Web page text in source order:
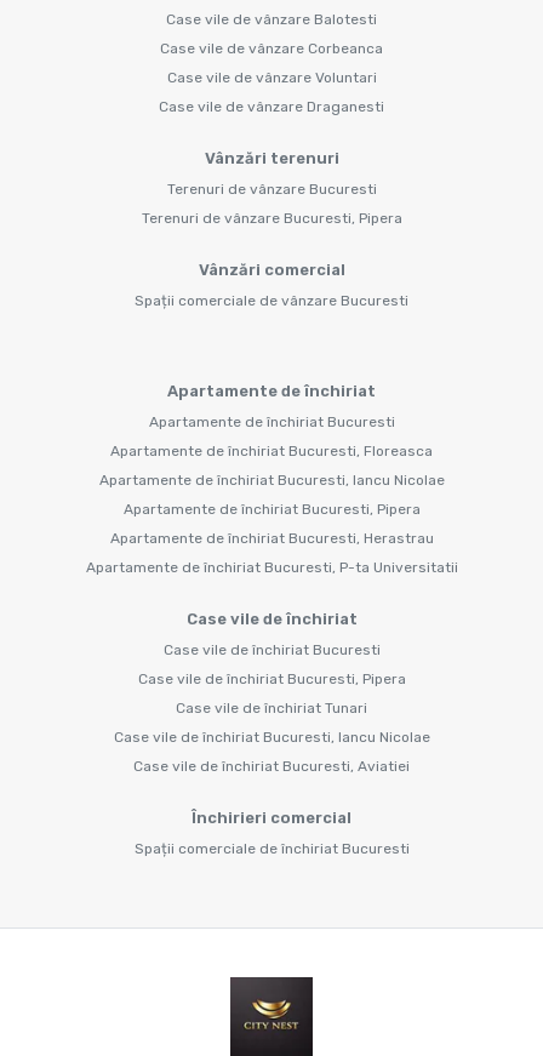
Case vile de vânzare Balotesti
Case vile de vânzare Corbeanca
Case vile de vânzare Voluntari
Case vile de vânzare Draganesti
Vânzări terenuri
Terenuri de vânzare Bucuresti
Terenuri de vânzare Bucuresti, Pipera
Vânzări comercial
Spații comerciale de vânzare Bucuresti
Apartamente de închiriat
Apartamente de închiriat Bucuresti
Apartamente de închiriat Bucuresti, Floreasca
Apartamente de închiriat Bucuresti, Iancu Nicolae
Apartamente de închiriat Bucuresti, Pipera
Apartamente de închiriat Bucuresti, Herastrau
Apartamente de închiriat Bucuresti, P-ta Universitatii
Case vile de închiriat
Case vile de închiriat Bucuresti
Case vile de închiriat Bucuresti, Pipera
Case vile de închiriat Tunari
Case vile de închiriat Bucuresti, Iancu Nicolae
Case vile de închiriat Bucuresti, Aviatiei
Închirieri comercial
Spații comerciale de închiriat Bucuresti